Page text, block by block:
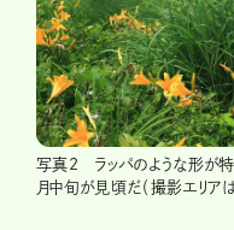
写真2 ラッパのような形が特
月中旬が見頃だ（撮影エリア